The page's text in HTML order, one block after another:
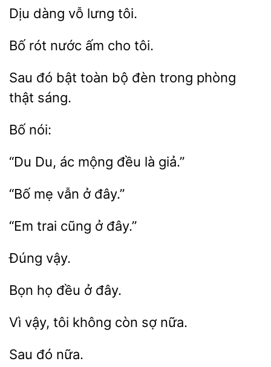
dàng vỗ
rót nước tôi.
đó bật toàn
đèn trong phòng
sáng.
“Du Du, ác là
mẹ ở
ở đây.”
Bọn ở
Vì vậy, tôi nữa.